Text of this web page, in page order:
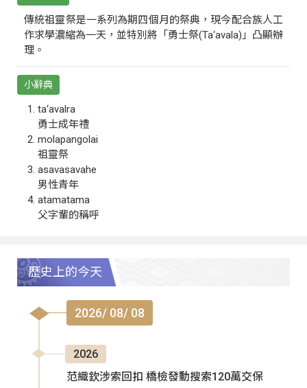
傳統祖靈祭是一系列為期四個月的祭典，現今配合族人工
作求學濃縮為一天，並特別將「勇士祭(Ta‘avala)」凸顯辦
理。
小辭典
ta‘avalra
勇士成年禮
molapangolai
祖靈祭
asavasavahe
男性青年
atamatama
父字輩的稱呼
歷史上的今天
2026/ 08/ 08
2026
范織欽涉索回扣 橋檢發動搜索120萬交保